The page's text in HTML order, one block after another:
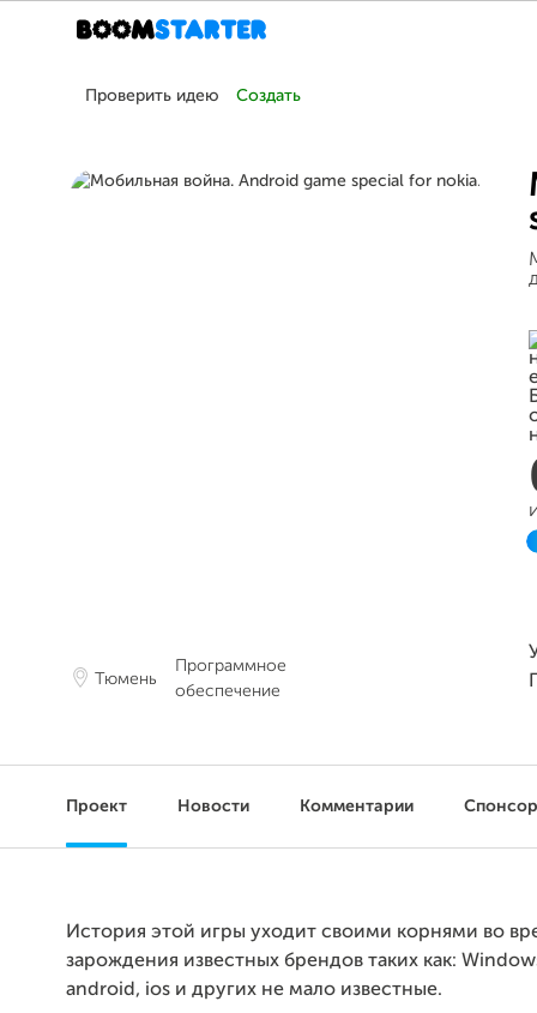
Проверить идею Создать
Тюмень
Программное
обеспечение
Проект Новости Комментарии
История этой игры уходит своими корнями во
зарождения известных брендов таких как:
android, ios и других не мало известные.